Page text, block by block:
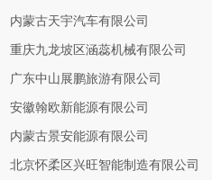
内蒙古天宇汽车有限公司
重庆九龙坡区涵蕊机械有限公司
广东中山展鹏旅游有限公司
安徽翰欧新能源有限公司
内蒙古景安能源有限公司
北京怀柔区兴旺智能制造有限公司